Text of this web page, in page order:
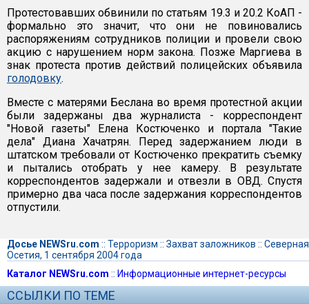
Протестовавших обвинили по статьям 19.3 и 20.2 КоАП -
формально это значит, что они не повиновались
распоряжениям сотрудников полиции и провели свою
акцию с нарушением норм закона. Позже Маргиева в
знак протеста против действий полицейских объявила
голодовку.
Вместе с матерями Беслана во время протестной акции
были задержаны два журналиста - корреспондент
"Новой газеты" Елена Костюченко и портала "Такие
дела" Диана Хачатрян. Перед задержанием люди в
штатском требовали от Костюченко прекратить съемку
и пытались отобрать у нее камеру. В результате
корреспондентов задержали и отвезли в ОВД. Спустя
примерно два часа после задержания корреспондентов
отпустили.
Досье NEWSru.com :: Терроризм :: Захват заложников :: Северная
Осетия, 1 сентября 2004 года
Каталог NEWSru.com :: Информационные интернет-ресурсы
ССЫЛКИ ПО ТЕМЕ